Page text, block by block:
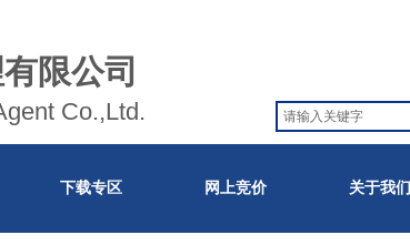
限公司
Co.,Ltd.
下载专区 网上竞价 关于我们